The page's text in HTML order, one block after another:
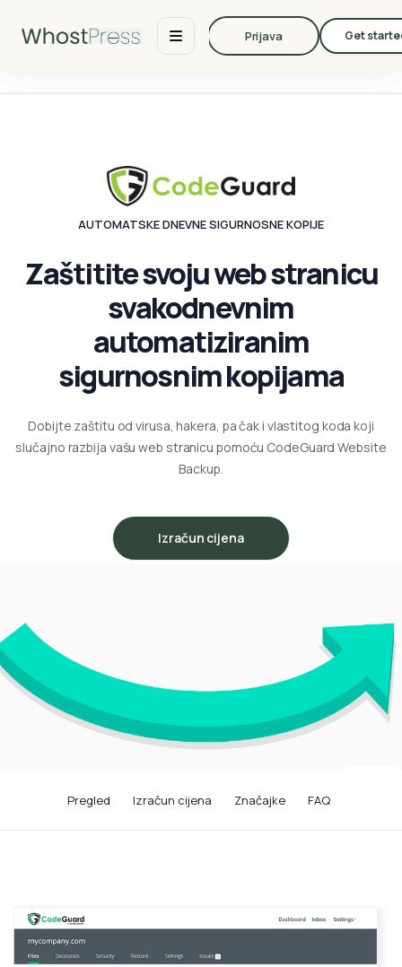
Prijava Get
AUTOMATSKE DNEVNE SIGURNOSNE KOPIJE
Zaštititesvoju web stranicu
svakodnevnim
automatiziranim
sigurnosnim kopijama
Dobijte zaštitu od virusa, hakera, pa čak i vlastitog koda koji
slučajno razbija vašu web stranicu pomoću CodeGuard Website
Backup.
Izračun cijena
Pregled Izračun cijena Značajke FAQ